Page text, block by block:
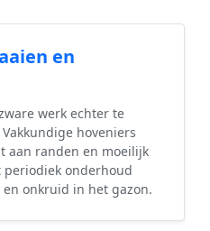
en
werk echter te
hoveniers
aan randen en moeilijk
periodiek onderhoud
onkruid in het gazon.